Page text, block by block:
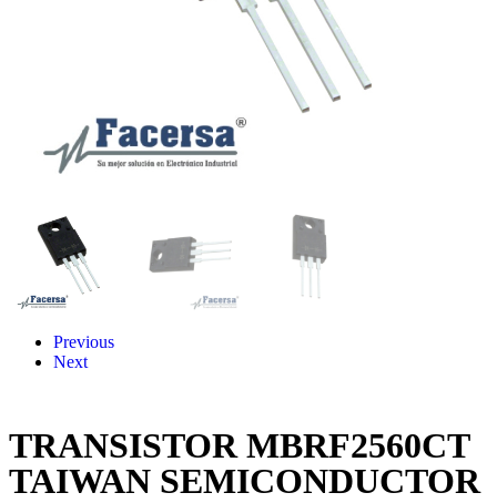
Previous
Next
TRANSISTOR MBRF2560CT
TAIWAN SEMICONDUCTOR